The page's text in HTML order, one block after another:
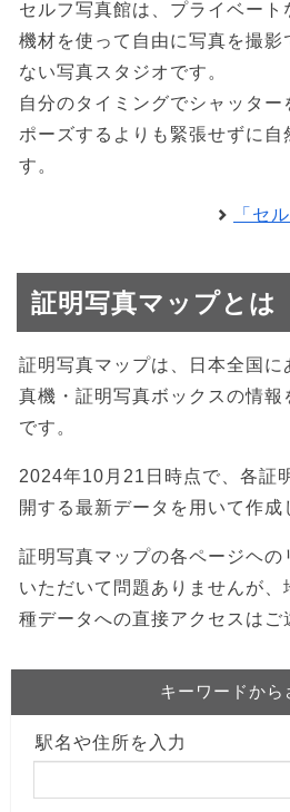
セルフ写真館は、プライベート
機材を使って自由に写真を撮影
ない写真スタジオです。
自分のタイミングでシャッター
ポーズするよりも緊張せずに自
す。
「セ
証明写真マップとは
証明写真マップは、日本全国
真機・証明写真ボックスの情報
です。
2024年10月21日時点で、各証
開する最新データを用いて作成
証明写真マップの各ページヘの
いただいて問題ありませんが、
種データへの直接アクセスはご
キーワードから
駅名や住所を入力